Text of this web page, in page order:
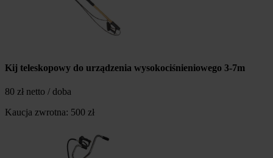
Kij teleskopowy do urządzenia wysokociśnieniowego 3-7m
80 zł netto / doba
Kaucja zwrotna: 500 zł